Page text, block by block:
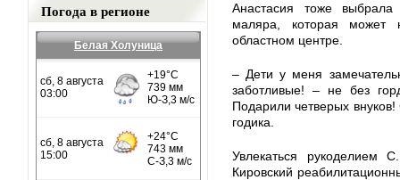
Погода в регионе
Белая Холуница
Анастасия тоже выбрала
маляра, которая может
областном центре.
– Дети у меня
заботливые! – не без
Подарили четверых
годика.
Увлекаться рукоделием
Кировский